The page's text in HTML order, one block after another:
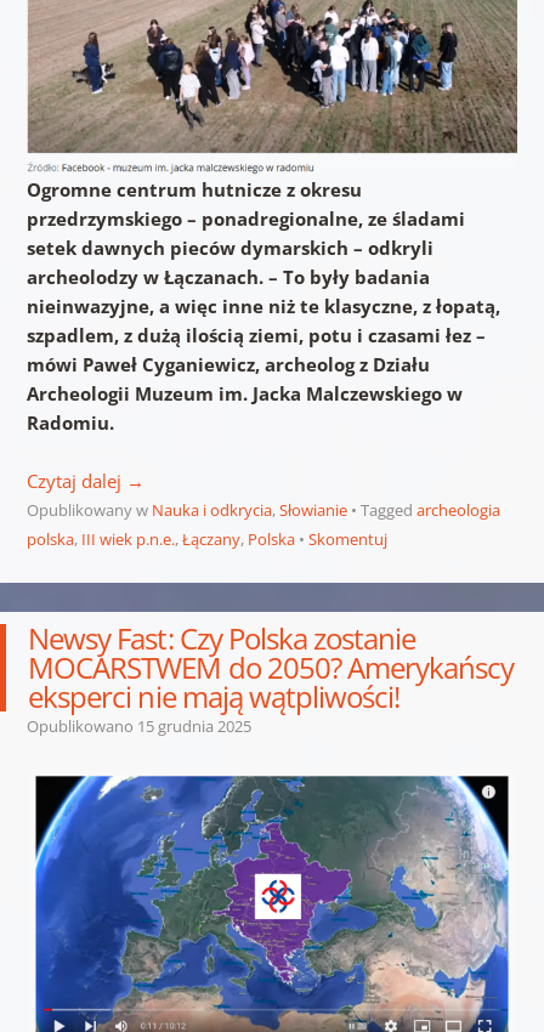
Ogromne centrum hutnicze z okresu
przedrzymskiego – ponadregionalne, ze śladami
setek dawnych pieców dymarskich – odkryli
archeolodzy w Łączanach. – To były badania
nieinwazyjne, a więc inne niż te klasyczne, z łopatą,
szpadlem, z dużą ilością ziemi, potu i czasami łez –
mówi Paweł Cyganiewicz, archeolog z Działu
Archeologii Muzeum im. Jacka Malczewskiego w
Radomiu.
Czytaj dalej →
Opublikowany w Nauka i odkrycia,Słowianie Tagged archeologia
polska, III wiek p.n.e.,Łączany, Polska Skomentuj
Newsy Fast: Czy Polska zostanie
MOCARSTWEM do 2050? Amerykańscy
eksperci nie mają wątpliwości!
Opublikowano 15 grudnia 2025